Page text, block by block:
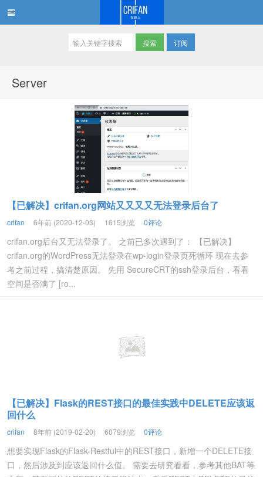
订阅
Server
【已解决】crifan.org网站又又又又无法登录后台了
crifan 6年前 (2020-12-03) 1615浏览 0评论
crifan.org后台又无法登录了。 之前已多次遇到了： 【已解决】
crifan.org的WordPress无法登录在wp-login登录页死循环 现在去参
考之前过程，搞清楚原因。 先用 SecureCRT的ssh登录后台，看看
空间是否满了 [ro...
【已解决】Flask的REST接口的最佳实践中DELETE应该返
回什么
crifan 8年前 (2019-02-20) 6079浏览 0评论
想要实现Flask的Flask-Restful中的REST接口，新增一个DELETE接
口，然后涉及到应该返回什么值。 需要去研究看看，参考其他BAT等